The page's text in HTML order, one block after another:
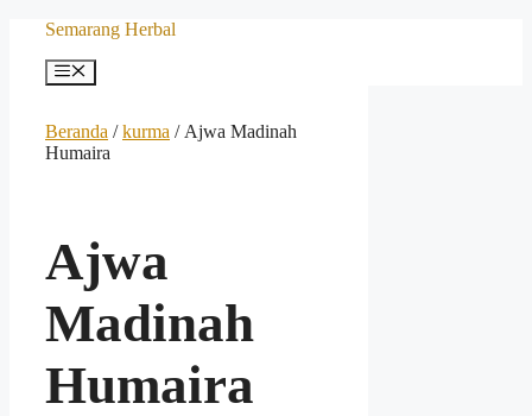
Langsung
Semarang Herbal
Menu
Beranda /kurma / Ajwa Madinah
Humaira
Ajwa
Madinah
Humaira